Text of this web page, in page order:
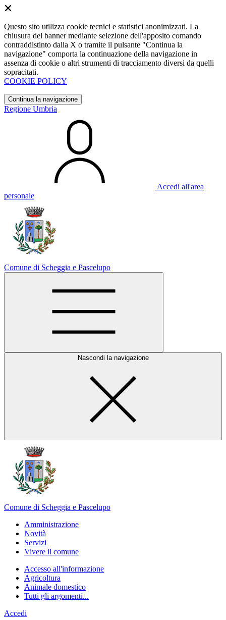
Questo sito utilizza cookie tecnici e statistici anonimizzati. La
chiusura del banner mediante selezione dell'apposito comando
contraddistinto dalla X o tramite il pulsante "Continua la
navigazione" comporta la continuazione della navigazione in
assenza di cookie o altri strumenti di tracciamento diversi da quelli
sopracitati.
COOKIE POLICY
Continua la navigazione
Regione Umbria
Accedi all'area
personale
Comune di Scheggia e Pascelupo
Nascondi la navigazione
Comune di Scheggia e Pascelupo
Amministrazione
Novità
Servizi
Vivere il comune
Accesso all'informazione
Agricoltura
Animale domestico
Tutti gli argomenti...
Accedi